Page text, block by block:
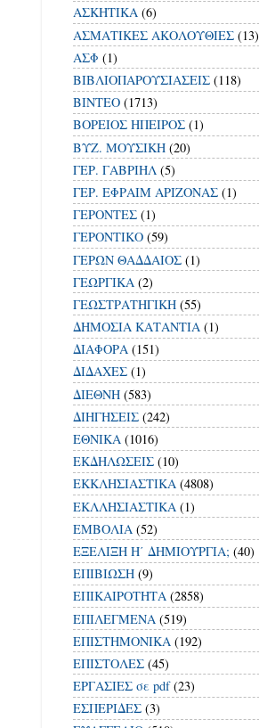
ΑΣΚΗΤΙΚΑ (6)
ΑΣΜΑΤΙΚΕΣ ΑΚΟΛΟΥΘΙΕΣ (13)
ΑΣΦ (1)
ΒΙΒΛΙΟΠΑΡΟΥΣΙΑΣΕΙΣ (118)
ΒΙΝΤΕΟ (1713)
ΒΟΡΕΙΟΣ ΗΠΕΙΡΟΣ (1)
ΒΥΖ. ΜΟΥΣΙΚΗ (20)
ΓΕΡ. ΓΑΒΡΙΗΛ (5)
ΓΕΡ. ΕΦΡΑΙΜ ΑΡΙΖΟΝΑΣ (1)
ΓΕΡΟΝΤΕΣ (1)
ΓΕΡΟΝΤΙΚΟ (59)
ΓΕΡΩΝ ΘΑΔΔΑΙΟΣ (1)
ΓΕΩΡΓΙΚΑ (2)
ΓΕΩΣΤΡΑΤΗΓΙΚΗ (55)
ΔΗΜΟΣΙΑ ΚΑΤΑΝΤΙΑ (1)
ΔΙΑΦΟΡΑ (151)
ΔΙΔΑΧΕΣ (1)
ΔΙΕΘΝΗ (583)
ΔΙΗΓΗΣΕΙΣ (242)
ΕΘΝΙΚΑ (1016)
ΕΚΔΗΛΩΣΕΙΣ (10)
ΕΚΚΛΗΣΙΑΣΤΙΚΑ (4808)
ΕΚΛΛΗΣΙΑΣΤΙΚΑ (1)
ΕΜΒΟΛΙΑ (52)
ΕΞΕΛΙΞΗ Η΄ ΔΗΜΙΟΥΡΓΙΑ; (40)
ΕΠΙΒΙΩΣΗ (9)
ΕΠΙΚΑΙΡΟΤΗΤΑ (2858)
ΕΠΙΛΕΓΜΕΝΑ (519)
ΕΠΙΣΤΗΜΟΝΙΚΑ (192)
ΕΠΙΣΤΟΛΕΣ (45)
ΕΡΓΑΣΙΕΣ σε pdf (23)
ΕΣΠΕΡΙΔΕΣ (3)